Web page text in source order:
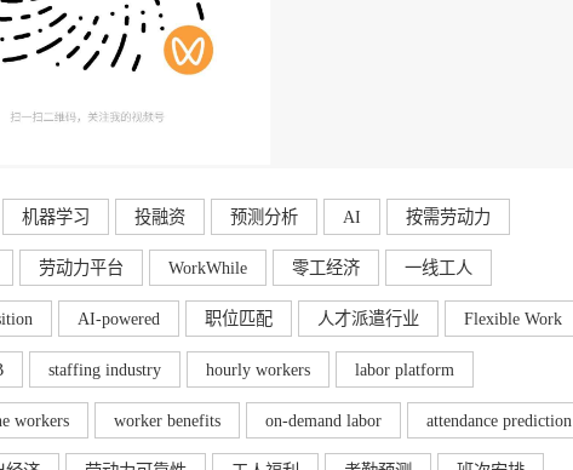
机器学习 投融资 预测分析 AI 按需劳动力
劳动力平台 WorkWhile 零工经济 一线工人
AI-powered 职位匹配 人才派遣行业 Flexible Work
staffing industry hourly workers labor platform
workers worker benefits on-demand labor attendance prediction